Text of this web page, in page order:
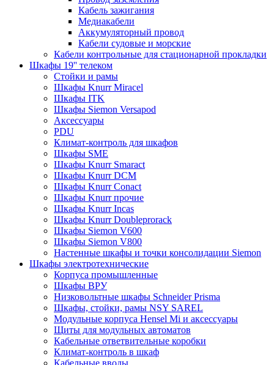
Кабель зажигания
Медиакабели
Аккумуляторный провод
Кабели судовые и морские
Кабели контрольные для стационарной прокладки
Шкафы 19'' телеком
Стойки и рамы
Шкафы Knurr Miracel
Шкафы ITK
Шкафы Siemon Versapod
Аксессуары
PDU
Климат-контроль для шкафов
Шкафы SME
Шкафы Knurr Smaract
Шкафы Knurr DCM
Шкафы Knurr Conact
Шкафы Knurr прочие
Шкафы Knurr Incas
Шкафы Knurr Doubleprorack
Шкафы Siemon V600
Шкафы Siemon V800
Настенные шкафы и точки консолидации Siemon
Шкафы электротехнические
Корпуса промышленные
Шкафы ВРУ
Низковольтные шкафы Schneider Prisma
Шкафы, стойки, рамы NSY SAREL
Модульные корпуса Hensel Mi и аксессуары
Щиты для модульных автоматов
Кабельные ответвительные коробки
Климат-контроль в шкаф
Кабельные вводы